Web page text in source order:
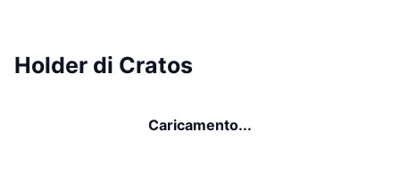
Holder di Cratos
Caricamento...